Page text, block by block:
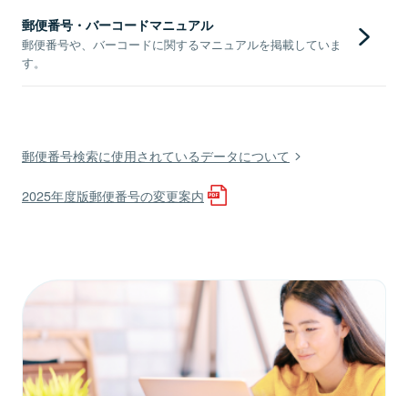
郵便番号・バーコードマニュアル
郵便番号や、バーコードに関するマニュアルを掲載していま
す。
郵便番号検索に使用されているデータについて
2025年度版郵便番号の変更案内